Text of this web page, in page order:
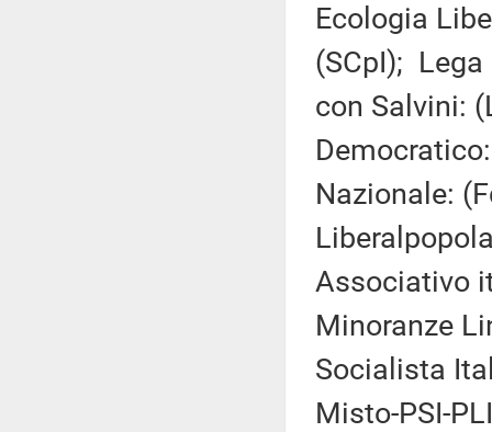
Ecologia
(SCpI);
con Salvini:
Nazionale:
Associativo
Minoranze
Socialista
Misto-PSI-